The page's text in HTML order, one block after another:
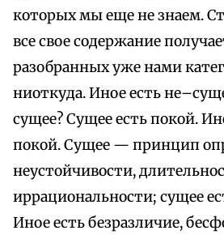
которых мы еще не знаем.
все свое содержание
разобранных уже нами
ниоткуда. Иное есть
сущее? Сущее есть покой.
покой. Сущее — принцип
неустойчивости,
иррациональности; сущее
Иное есть безразличие,